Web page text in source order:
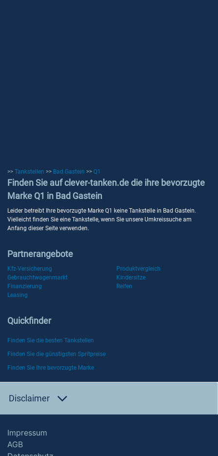
>> Tankstellen >> Bad Gastein >> Q1
Finden Sie auf clever-tanken.de die ihre bevorzugte
Marke Q1 in Bad Gastein
Leider betreibt Ihre bevorzugte Marke Q1 keine Tankstelle in Bad Gastein.
Vielleicht finden Sie eine Tankstelle, wenn Sie unsere Umkreissuche am
Anfang dieser Seite verwenden.
Partnerangebote
Kfz-Versicherung
Produktvergleich
Gebrauchtwagenmarkt
Kindersitze
Finanzierung
Reifen
Leasing
Quickfinder
Finden Sie die besten Tankstellen
Finden Sie die günstigsten Spritpreise
Finden Sie Ihre bevorzugte Marke
Disclaimer
Impressum
AGB